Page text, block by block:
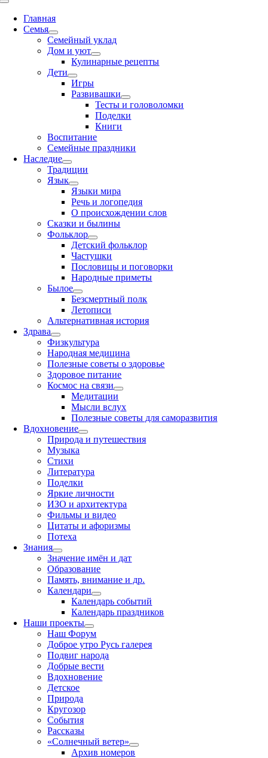
Toggle
NavigationГлавная
Семья
Семейный уклад
Дом и уют
Кулинарные рецепты
Дети
Игры
Развивашки
Тесты и головоломки
Поделки
Книги
Воспитание
Семейные праздники
Наследие
Традиции
Язык
Языки мира
Речь и логопедия
О происхождении слов
Сказки и былины
Фольклор
Детский фольклор
Частушки
Пословицы и поговорки
Народные приметы
Былое
Безсмертный полк
Летописи
Альтернативная история
Здрава
Физкультура
Народная медицина
Полезные советы о здоровье
Здоровое питание
Космос на связи
Медитации
Мысли вслух
Полезные советы для саморазвития
Вдохновение
Природа и путешествия
Музыка
Стихи
Литература
Поделки
Яркие личности
ИЗО и архитектура
Фильмы и видео
Цитаты и афоризмы
Потеха
Знания
Значение имён и дат
Образование
Память, внимание и др.
Календари
Календарь событий
Календарь праздников
Наши проекты
Наш Форум
Доброе утро Русь галерея
Подвиг народа
Добрые вести
Вдохновение
Детское
Природа
Кругозор
События
Рассказы
«Солнечный ветер»
Архив номеров